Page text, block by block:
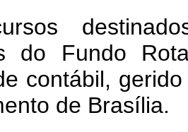
do Fundo
contábil,
de Brasília.